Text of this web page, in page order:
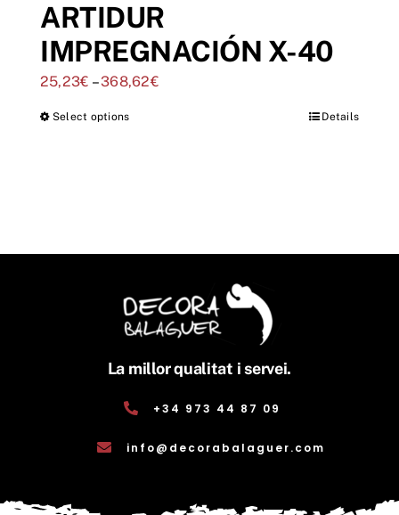
ARTIDUR
IMPREGNACIÓN X-40
25,23€ –368,62€
Select options Details
La millor qualitat i servei.
+34 973 44 87 09
info@decorabalaguer.com